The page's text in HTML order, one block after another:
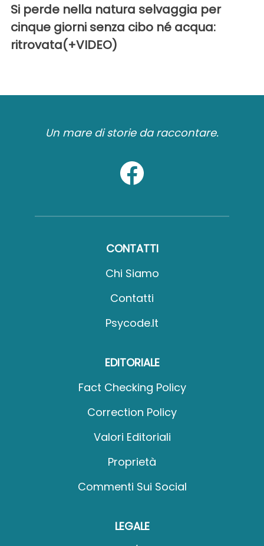
Si perde nella natura selvaggia per
cinque giorni senza cibo né acqua:
ritrovata(+VIDEO)
Un mare di storie da raccontare.
CONTATTI
Chi Siamo
Contatti
Psycode.it
EDITORIALE
Fact Checking Policy
Correction Policy
Valori Editoriali
Proprietà
Commenti Sui Social
LEGALE